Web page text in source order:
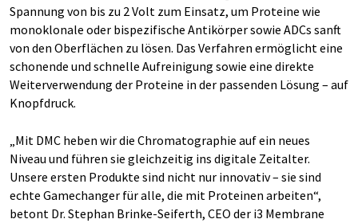
Spannung von bis zu 2 Volt zum Einsatz, um Proteine wie
monoklonale oder bispezifische Antikörper sowie ADCs sanft
von den Oberflächen zu lösen. Das Verfahren ermöglicht eine
schonende und schnelle Aufreinigung sowie eine direkte
Weiterverwendung der Proteine in der passenden Lösung – auf
Knopfdruck.
„Mit DMC heben wir die Chromatographie auf ein neues
Niveau und führen sie gleichzeitig ins digitale Zeitalter.
Unsere ersten Produkte sind nicht nur innovativ – sie sind
echte Gamechanger für alle, die mit Proteinen arbeiten“,
betont Dr. Stephan Brinke-Seiferth, CEO der i3 Membrane